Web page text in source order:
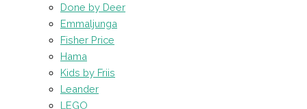
Done by Deer
Emmaljunga
Fisher Price
Hama
Kids by Friis
Leander
LEGO